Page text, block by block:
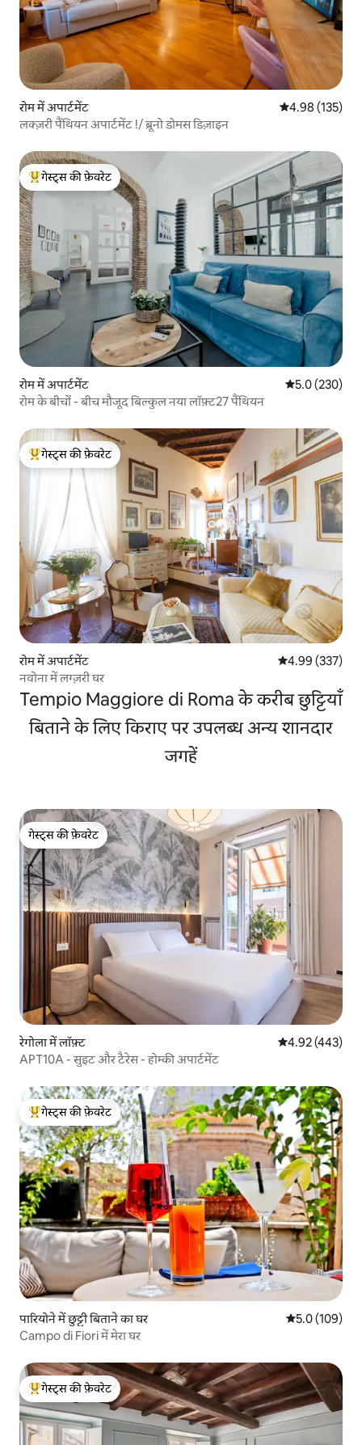
रोम में अपार्टमेंट औसत रेटिंग 5 में से
4.98 (135)
लक्ज़री पैंथियन अपार्टमेंट !/ ब्रूनो डोमस डिज़ाइन
गेस्ट्स का टॉप फ़ेवरेट
गेस्ट्स की फ़ेवरेट
रोम में अपार्टमेंट औसत रेटिंग 5 में
5.0 (230)
रोम के बीचों - बीच मौजूद बिल्कुल नया लॉफ़्ट27 पैंथियन
गेस्ट्स का टॉप फ़ेवरेट
गेस्ट्स की फ़ेवरेट
रोम में अपार्टमेंट औसत रेटिंग 5 में से
4.99 (337)
नवोना में लग्ज़री घर
Tempio Maggiore di Roma के करीब छुट्टियाँ
बिताने के लिए किराए पर उपलब्ध अन्य शानदार
जगहें
गेस्ट्स की फ़ेवरेट
गेस्ट्स की फ़ेवरेट
रेगोला में लॉफ़्ट औसत रेटिंग 5 में से
4.92 (443)
APT10A - सुइट और टैरेस - होम्की अपार्टमेंट
गेस्ट्स का टॉप फ़ेवरेट
गेस्ट्स की फ़ेवरेट
पारियोने में छुट्टी बिताने का घर औसत रेटिंग 5 में
5.0 (109)
Campo di Fiori में मेरा घर
गेस्ट्स का टॉप फ़ेवरेट
गेस्ट्स की फ़ेवरेट